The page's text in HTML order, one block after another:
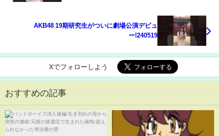
AKB48 19期研究生がついに劇場公演デビュ
ー!240519
Xでフォローしよう
おすすめの記事